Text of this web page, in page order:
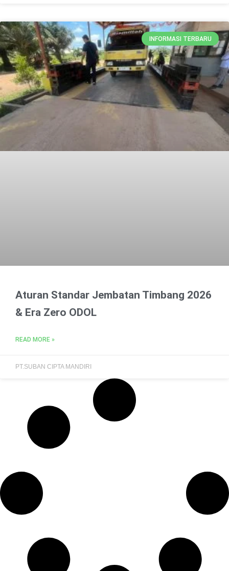
INFORMASI TERBARU
Aturan Standar Jembatan Timbang 2026
& Era Zero ODOL
READ MORE »
PT.SUBAN CIPTA MANDIRI